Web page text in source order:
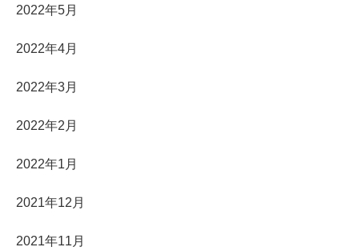
2022年5月
2022年4月
2022年3月
2022年2月
2022年1月
2021年12月
2021年11月